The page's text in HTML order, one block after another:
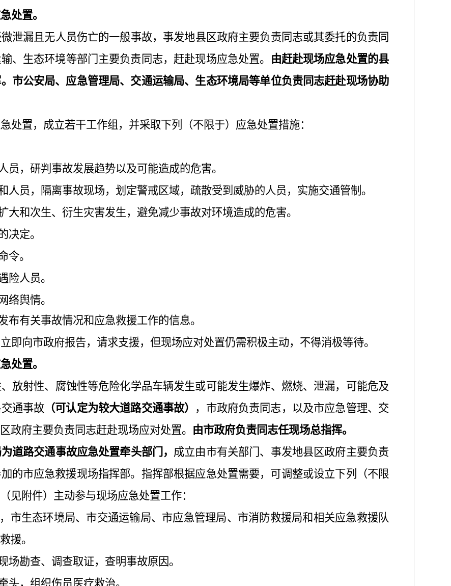
处置。
泄漏且 无人员伤亡的一般事故，事发地县区政府主要负责同志或其委托的负责同
、生态环境等部门主要负责同志， 赶赴现场应急处置。
由赶赴现场应急处置的县
市公安局、应急管理局、交通运输局、生态环境局等单位负责同志赶赴现场协助
处置，成立若干工作组，并采取下列（不限于）应急处置措施：
员，研判事故发展趋势以及可能造成的危害。
人员，隔离事故现场，划定警戒区域，疏散受到威胁的人员，实施交通管制。
大和次生、衍生灾害发生，避免减少事故对环境造成的危害。
决定。
令。
险人员。
络舆情。
布有关事故情况和应急救援工作的信息。
即向市政府报告，请求支援，但现场应对处置仍需积极主动，不得消极等待。
处置。
放射性、腐蚀性等危险化学品车辆发生或可能发生爆炸、燃烧、泄漏，可能危及
通事故 （可认定为较大道路交通事故） ，市政府负责同志，以及市应急管理、交
政府主要负责同志赶赴现场应对处置。 由市政府负责同志任现场总指挥。
道路交通事故应急处置牵头部门， 成立由市有关部门、事发地县区政府主要负责
的市应急救援现场指挥部。 指挥部根据应急处置需要，可调整或设立下列
（不限
见附件） 主动参与现场应急处置工作：
市生态环境局、市交通运输局、市应急管理局、市消防救援局和相关应急救援队
援。
场勘查、调查取证，查明事故原因。
头，组织伤员医疗救治。